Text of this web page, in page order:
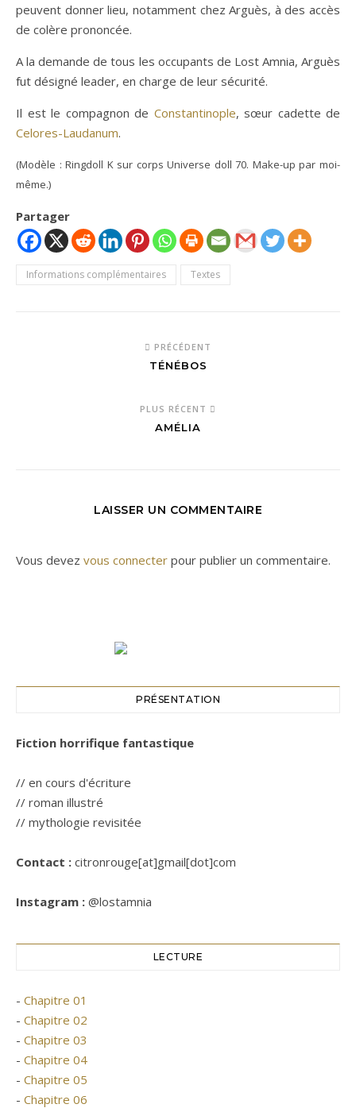
peuvent donner lieu, notamment chez Arguès, à des accès
de colère prononcée.
A la demande de tous les occupants de Lost Amnia, Arguès
fut désigné leader, en charge de leur sécurité.
Il est le compagnon de Constantinople, sœur cadette de
Celores-Laudanum.
(Modèle : Ringdoll K sur corps Universe doll 70. Make-up par moi-
même.)
Partager
Informations complémentaires Textes
PRÉCÉDENT
TÉNÉBOS
PLUS RÉCENT
AMÉLIA
LAISSER UN COMMENTAIRE
Vous devez vous connecter pour publier un commentaire.
PRÉSENTATION
Fiction horrifique fantastique
// en cours d'écriture
// roman illustré
// mythologie revisitée
Contact : citronrouge[at]gmail[dot]com
Instagram : @lostamnia
LECTURE
- Chapitre 01
- Chapitre 02
- Chapitre 03
- Chapitre 04
- Chapitre 05
- Chapitre 06